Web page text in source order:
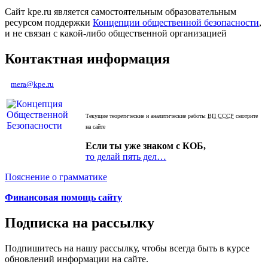
Сайт kpe.ru является самостоятельным образовательным
ресурсом поддержки Концепции общественной безопасности,
и не связан с какой-либо общественной организацией
Контактная информация
mera@kpe.ru
Текущие теоретические и аналитические работы ВП СССР смотрите
на сайте
Если ты уже знаком с КОБ,
то делай пять дел…
Пояснение о грамматике
Финансовая помощь сайту
Подписка на рассылку
Подпишитесь на нашу рассылку, чтобы всегда быть в курсе
обновлений информации на сайте.